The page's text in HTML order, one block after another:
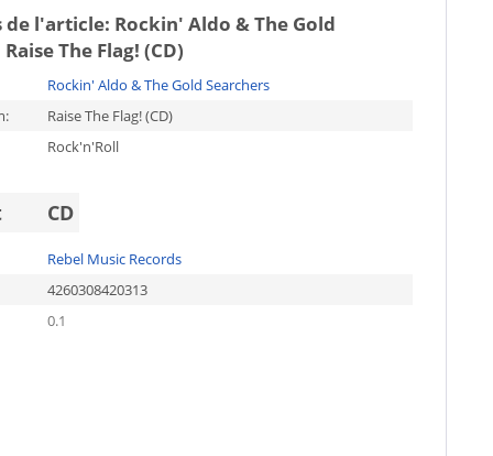
de l'article: Rockin' Aldo & The Gold
The Flag! (CD)
Rockin' Aldo & The Gold Searchers
Raise The Flag! (CD)
Rock'n'Roll
CD
Rebel Music Records
4260308420313
0.1